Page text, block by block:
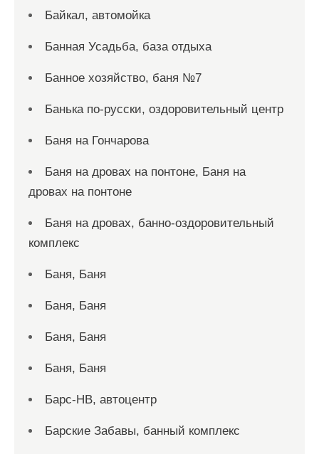
Байкал, автомойка
Банная Усадьба, база отдыха
Банное хозяйство, баня №7
Банька по-русски, оздоровительный центр
Баня на Гончарова
Баня на дровах на понтоне, Баня на
дровах на понтоне
Баня на дровах, банно-оздоровительный
комплекс
Баня, Баня
Баня, Баня
Баня, Баня
Баня, Баня
Барс-НВ, автоцентр
Барские Забавы, банный комплекс